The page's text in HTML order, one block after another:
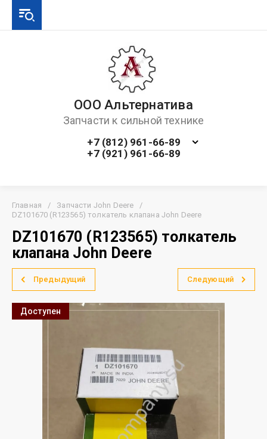
ООО Альтернатива
Запчасти к сильной технике
+7 (812) 961-66-89
+7 (921) 961-66-89
Главная / Запчасти John Deere
/
DZ101670 (R123565) толкатель клапана John Deere
DZ101670 (R123565) толкатель
клапана John Deere
Предыдущий Следующий
Доступен